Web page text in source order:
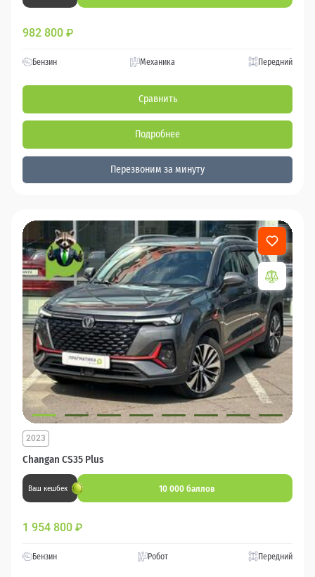
982 800 ₽
Бензин Механика Передний
Сравнить
Подробнее
Перезвоним за минуту
Changan CS35 Plus
2023
Ваш кешбек 10 000 баллов
1 954 800 ₽
Бензин Робот Передний